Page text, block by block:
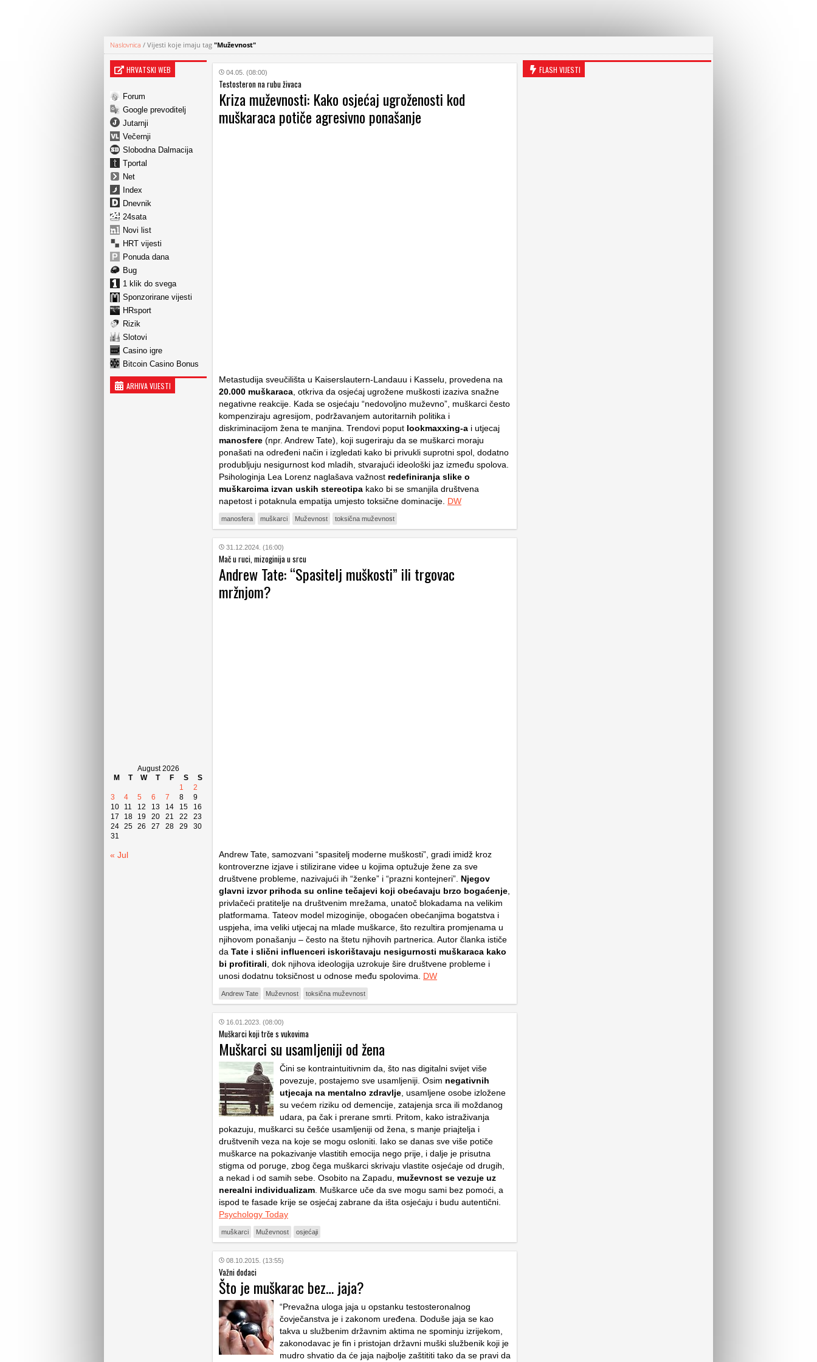
Naslovnica / Vijesti koje imaju tag "Muževnost"
HRVATSKI WEB
Forum
Google prevoditelj
Jutarnji
Večernji
Slobodna Dalmacija
Tportal
Net
Index
Dnevnik
24sata
Novi list
HRT vijesti
Ponuda dana
Bug
1 klik do svega
Sponzorirane vijesti
HRsport
Rizik
Slotovi
Casino igre
Bitcoin Casino Bonus
ARHIVA VIJESTI
August 2026
M
T W T F S
S
1
2
3
4 5 6 7 8
9
10
11 12 13 14 15
16
17
18 19 20 21 22
23
24 25 26 27 28 29
30
31
« Jul
04.05. (08:00)
Testosteron na rubu živaca
Kriza muževnosti: Kako osjećaj ugroženosti kod
muškaraca potiče agresivno ponašanje
Metastudija sveučilišta u Kaiserslautern-Landauu i Kasselu, provedena na
20.000 muškaraca , otkriva da osjećaj ugrožene muškosti izaziva snažne
negativne reakcije. Kada se osjećaju “nedovoljno muževno”, muškarci često
kompenziraju agresijom, podržavanjem autoritarnih politika i
diskriminacijom žena te manjina. Trendovi poput lookmaxxing-a i utjecaj
manosfere (npr. Andrew Tate), koji sugeriraju da se muškarci moraju
ponašati na određeni način i izgledati kako bi privukli suprotni spol, dodatno
produbljuju nesigurnost kod mladih, stvarajući ideološki jaz između spolova.
Psihologinja Lea Lorenz naglašava važnost redefiniranja slike o
muškarcima izvan uskih stereotipa kako bi se smanjila društvena
napetost i potaknula empatija umjesto toksične dominacije. DW
manosfera muškarci Muževnost toksična muževnost
31.12.2024. (16:00)
Mač u ruci, mizoginija u srcu
Andrew Tate: “Spasitelj muškosti” ili trgovac
mržnjom?
Andrew Tate, samozvani “spasitelj moderne muškosti”, gradi imidž kroz
kontroverzne izjave i stilizirane videe u kojima optužuje žene za sve
društvene probleme, nazivajući ih “ženke” i “prazni kontejneri”. Njegov
glavni izvor prihoda su online tečajevi koji obećavaju brzo bogaćenje,
privlačeći pratitelje na društvenim mrežama, unatoč blokadama na velikim
platformama. Tateov model mizoginije, obogaćen obećanjima bogatstva i
uspjeha, ima veliki utjecaj na mlade muškarce, što rezultira promjenama u
njihovom ponašanju – često na štetu njihovih partnerica. Autor članka ističe
da Tate i slični influenceri iskorištavaju nesigurnosti muškaraca kako
bi profitirali, dok njihova ideologija uzrokuje šire društvene probleme i
unosi dodatnu toksičnost u odnose među spolovima. DW
Andrew Tate Muževnost toksična muževnost
16.01.2023. (08:00)
Muškarci koji trče s vukovima
Muškarci su usamljeniji od žena
Čini se kontraintuitivnim da, što nas digitalni svijet više
povezuje, postajemo sve usamljeniji. Osim negativnih
utjecaja na mentalno zdravlje, usamljene osobe izložene
su većem riziku od demencije, zatajenja srca ili moždanog
udara, pa čak i prerane smrti. Pritom, kako istraživanja
pokazuju, muškarci su češće usamljeniji od žena, s manje priajtelja i
društvenih veza na koje se mogu osloniti. Iako se danas sve više potiče
muškarce na pokazivanje vlastitih emocija nego prije, i dalje je prisutna
stigma od poruge, zbog čega muškarci skrivaju vlastite osjećaje od drugih,
a nekad i od samih sebe. Osobito na Zapadu, muževnost se vezuje uz
nerealni individualizam. Muškarce uče da sve mogu sami bez pomoći, a
ispod te fasade krije se osjećaj zabrane da išta osjećaju i budu autentični.
Psychology Today
muškarci Muževnost osjećaji
08.10.2015. (13:55)
Važni dodaci
Što je muškarac bez… jaja?
“Prevažna uloga jaja u opstanku testosteronalnog
čovječanstva je i zakonom uređena. Doduše jaja se kao
takva u službenim državnim aktima ne spominju izrijekom,
zakonodavac je fin i pristojan državni muški službenik koji je
mudro shvatio da će jaja najbolje zaštititi tako da se pravi da
FLASH VIJESTI